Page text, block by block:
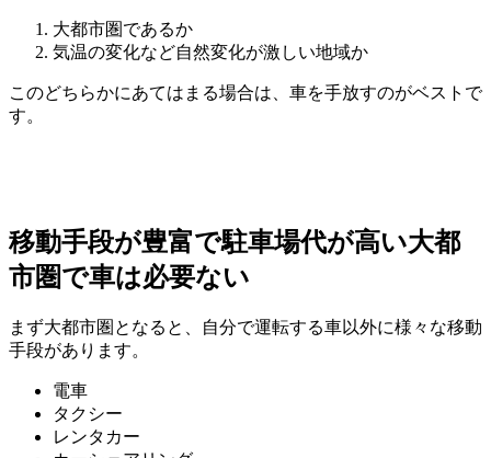
大都市圏であるか
気温の変化など自然変化が激しい地域か
このどちらかにあてはまる場合は、車を手放すのがベストで
す。
移動手段が豊富で駐車場代が高い大都
市圏で車は必要ない
まず大都市圏となると、自分で運転する車以外に様々な移動
手段があります。
電車
タクシー
レンタカー